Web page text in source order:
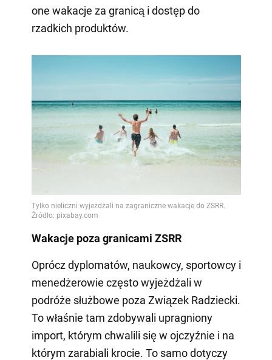
one wakacje za granicą i dostęp do
rzadkich produktów.
Wakacje poza granicami ZSRR
Oprócz dyplomatów, naukowcy, sportowcy i
menedżerowie często wyjeżdżali w
podróże służbowe poza Związek Radziecki.
To właśnie tam zdobywali upragniony
import, którym chwalili się w ojczyźnie i na
którym zarabiali krocie. To samo dotyczy